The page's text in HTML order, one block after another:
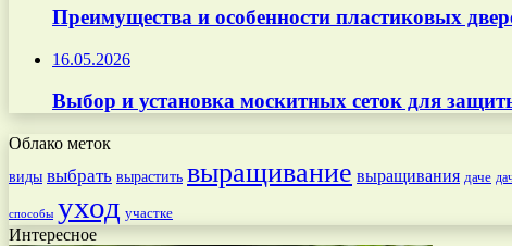
Преимущества и особенности пластиковых
16.05.2026
Выбор и установка москитных сеток для
Облако меток
виды выбрать вырастить выращивание выращивания даче
способы уход участке
Интересное